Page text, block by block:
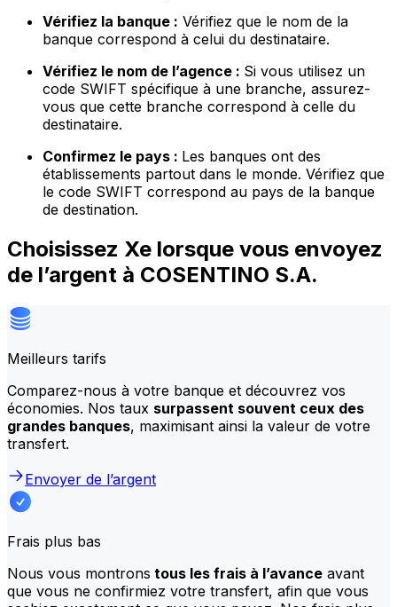
Vérifiez la banque : Vérifiez que le nom de la
banque correspond à celui du destinataire.
Vérifiez le nom de l’agence : Si vous utilisez un
code SWIFT spécifique à une branche, assurez-
vous que cette branche correspond à celle du
destinataire.
Confirmez le pays : Les banques ont des
établissements partout dans le monde. Vérifiez que
le code SWIFT correspond au pays de la banque
de destination.
Choisissez Xe lorsque vous envoyez
de l’argent à COSENTINO S.A.
Meilleurs tarifs
Comparez-nous à votre banque et découvrez vos
économies. Nos taux surpassent souvent ceux des
grandes banques, maximisant ainsi la valeur de votre
transfert.
Envoyer de l’argent
Frais plus bas
Nous vous montrons tous les frais à l’avance avant
que vous ne confirmiez votre transfert, afin que vous